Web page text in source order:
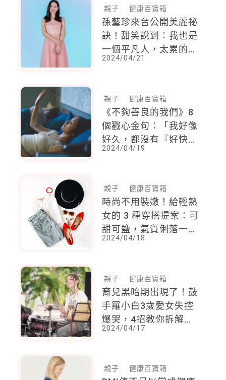
親子 健康百寶箱
孫藝珍來台公開美麗祕
訣！甜笑說到：我也是
一個平凡人，太累的話
就直接閉上眼睛放空
2024/04/21
親子 健康百寶箱
《不夠善良的我們》8
個戳心金句：「我好像
好久，都沒有『好快
樂』的感覺」真實寫出
2024/04/19
親子 健康百寶箱
時尚不用裝嫩！給輕熟
女的 3 種穿搭提案：可
甜可鹽，氣質俐落一次
駕馭
2024/04/18
親子 健康百寶箱
育兒黑暗期出現了！鼓
手羅小白3歲愛女失控
爆哭，4招教你拆解孩
子情緒小炸彈
2024/04/17
親子 健康百寶箱